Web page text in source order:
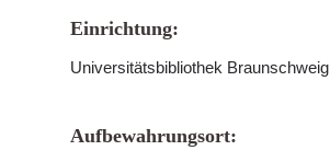
Einrichtung:
Universitätsbibliothek Braunschweig
Aufbewahrungsort: